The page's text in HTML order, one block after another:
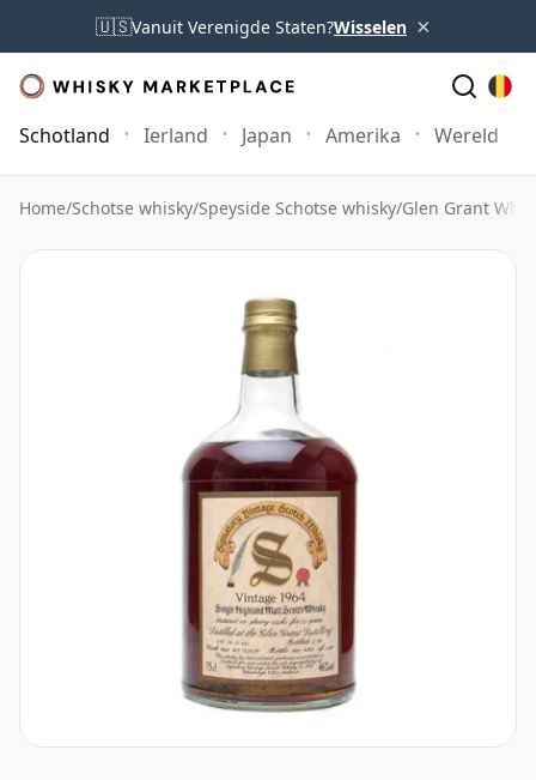
🇺🇸Vanuit Verenigde Staten?Wisselen ×
Schotland Ierland Japan Amerika Wereld
Home/Schotse whisky/Speyside Schotse whisky/Glen Grant